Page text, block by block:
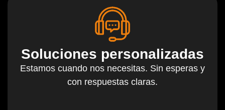
Soluciones personalizadas
Estamos cuando nos necesitas. Sin esperas y
con respuestas claras.